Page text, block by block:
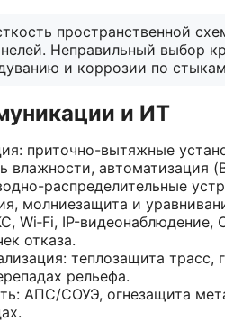
пространственной
Неправильный выбор
и коррозии по
и ИТ
приточно-вытяжные
влажности, автоматизация
распределительные
молниезащита и
Wi‑Fi, IP-
отказа.
теплозащита
рельефа.
АПС/СОУЭ, огнезащита